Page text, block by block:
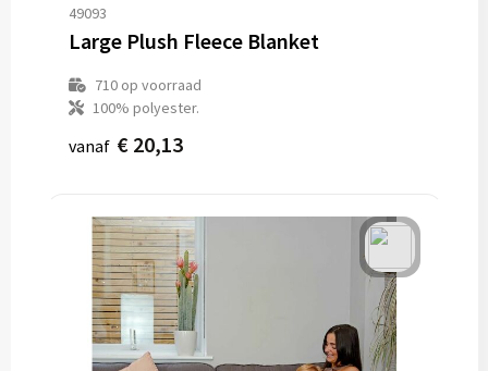
49093
Large Plush Fleece Blanket
710op voorraad
100% polyester.
vanaf € 20,13